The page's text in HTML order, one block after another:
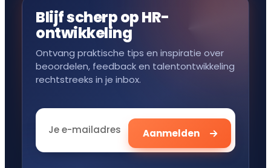
Blijf scherp op HR-
ontwikkeling
Ontvang praktische tips en inspiratie over
beoordelen, feedback en talentontwikkeling
rechtstreeks in je inbox.